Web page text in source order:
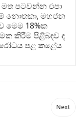
මත පටවන්න එපා
නොතකා, මහජන
මෙම 18%ක
කිරීම පිළිබඳව ද
පළ කළේය
Next